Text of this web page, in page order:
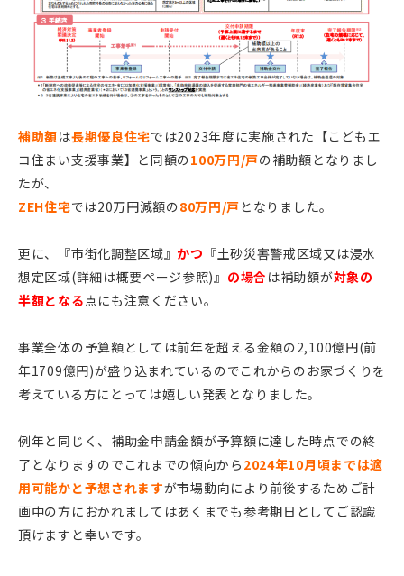
補助額は長期優良住宅では2023年度に実施された【こどもエ
コ住まい支援事業】と同額の100万円/戸の補助額となりまし
たが、
ZEH住宅では20万円減額の80万円/戸となりました。
更に、『市街化調整区域』 かつ 『土砂災害警戒区域又は浸水
想定区域(詳細は概要ページ参照)』 の場合 は補助額が対象の
半額となる点にも注意ください。
事業全体の予算額としては前年を超える金額の2,100億円(前
年1709億円)が盛り込まれているのでこれからのお家づくりを
考えている方にとっては嬉しい発表となりました。
例年と同じく、補助金申請金額が予算額に達した時点での終
了となりますのでこれまでの傾向から 2024年10月頃までは適
用可能かと予想されますが市場動向により前後するためご計
画中の方におかれましてはあくまでも参考期日としてご認識
頂けますと幸いです。